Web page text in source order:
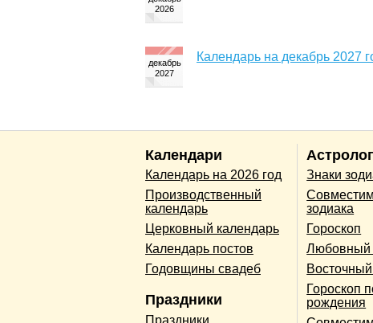
Календарь на декабрь 2027
Календари
Календарь на 2026 год
Производственный
календарь
Церковный календарь
Календарь постов
Годовщины свадеб
Праздники
Праздники
Знаки
зодиака
Гороскоп
Любовный
Гороскоп
рождения